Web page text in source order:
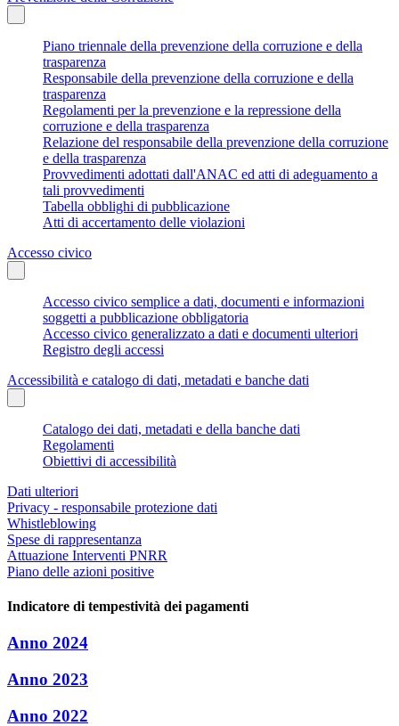
Piano triennale della prevenzione della corruzione e della
trasparenza
Responsabile della prevenzione della corruzione e della
trasparenza
Regolamenti per la prevenzione e la repressione della
corruzione e della trasparenza
Relazione del responsabile della prevenzione della corruzione
e della trasparenza
Provvedimenti adottati dall'ANAC ed atti di adeguamento a
tali provvedimenti
Tabella obblighi di pubblicazione
Atti di accertamento delle violazioni
Accesso civico
Accesso civico semplice a dati, documenti e informazioni
soggetti a pubblicazione obbligatoria
Accesso civico generalizzato a dati e documenti ulteriori
Registro degli accessi
Accessibilità e catalogo di dati, metadati e banche dati
Catalogo dei dati, metadati e della banche dati
Regolamenti
Obiettivi di accessibilità
Dati ulteriori
Privacy - responsabile protezione dati
Whistleblowing
Spese di rappresentanza
Attuazione Interventi PNRR
Piano delle azioni positive
Indicatore di tempestività dei pagamenti
Anno 2024
Anno 2023
Anno 2022